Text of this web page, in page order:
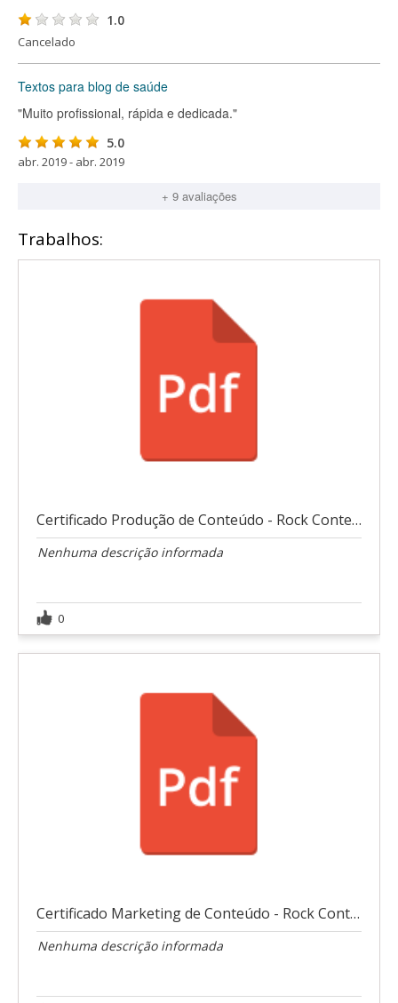
1.0
Cancelado
Textos para blog de saúde
"Muito profissional, rápida e dedicada."
5.0
abr. 2019 - abr. 2019
+ 9 avaliações
Trabalhos:
Certificado Produção de Conteúdo - Rock Content
Nenhuma descrição informada
0
Certificado Marketing de Conteúdo - Rock Content
Nenhuma descrição informada